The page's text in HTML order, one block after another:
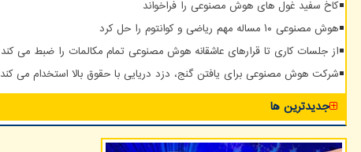
کاخ سفید غول های هوش مصنوعی را فراخواند
هوش مصنوعی ۱۰ مساله مهم ریاضی و کوانتوم را حل کرد
از جلسات کاری تا قرارهای عاشقانه هوش مصنوعی تمام مکالمات را ضبط می کند
شرکت هوش مصنوعی برای یافتن گنج، دزد دریایی با حقوق بالا استخدام می کند
جدیدترین ها